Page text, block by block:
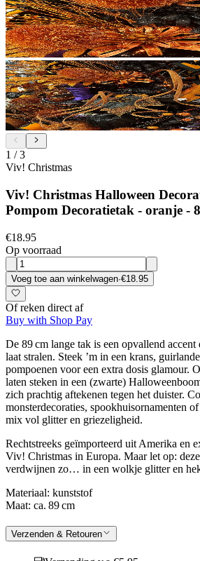
1 /3
Viv! Christmas
Viv! Christmas Halloween
Pompom Decoratietak - oranje -
€18.95
Op voorraad
Voeg toe aan winkelwagen·€18.95
Of reken direct af
Buy with Shop Pay
De 89 cm lange tak is een opvallend accent
laat stralen. Steek ’m in een krans,
pompoenen voor een extra dosis glamour.
laten steken in een (zwarte)
zich prachtig aftekenen tegen het duister.
monsterdecoraties, spookhuisornamenten
mix vol glitter en griezeligheid.
Rechtstreeks geïmporteerd uit Amerika en
Viv! Christmas in Europa. Maar let op:
verdwijnen zo… in een wolkje glitter en
Materiaal: kunststof
Maat: ca. 89 cm
Verzenden & Retouren